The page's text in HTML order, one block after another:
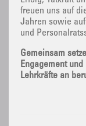
freuen uns auf
Jahren sowie
und
Gemeinsam
Engagement
Lehrkräfte an